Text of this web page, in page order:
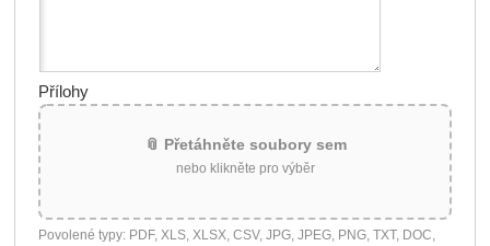
Přílohy
📎 Přetáhněte soubory sem
nebo klikněte pro výběr
Povolené typy: PDF, XLS, XLSX, CSV, JPG, JPEG, PNG, TXT, DOC,